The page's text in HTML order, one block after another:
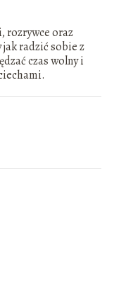
rozrywce oraz
radzić sobie z
czas wolny i